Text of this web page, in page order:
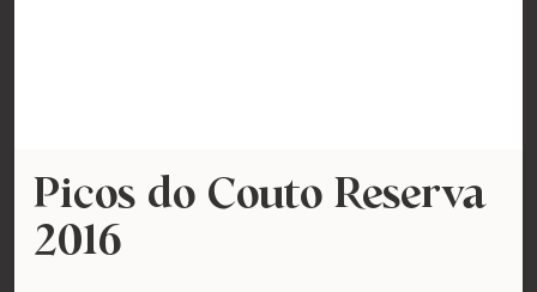
Picos do Couto Reserva
2016